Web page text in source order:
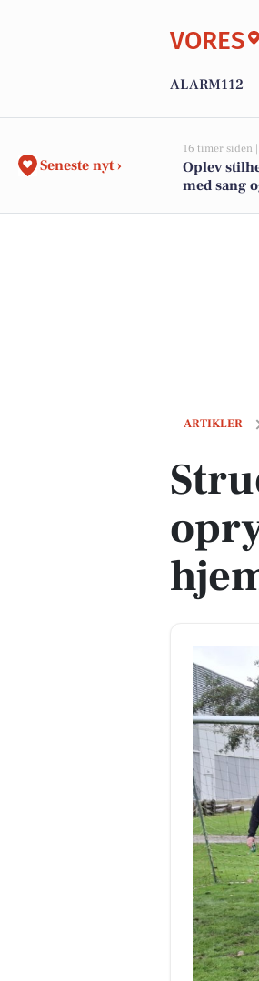
VORES
ALARM112
Seneste nyt ›
16 timer siden |
Oplev
med sang
ARTIKLER
Struer